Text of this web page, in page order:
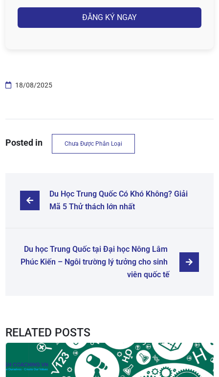
18/08/2025
Posted in Chưa Được Phân Loại
Du Học Trung Quốc Có Khó Không? Giải
Mã 5 Thử thách lớn nhất
Du học Trung Quốc tại Đại học Nông Lâm
Phúc Kiến – Ngôi trường lý tưởng cho sinh
viên quốc tế
RELATED POSTS